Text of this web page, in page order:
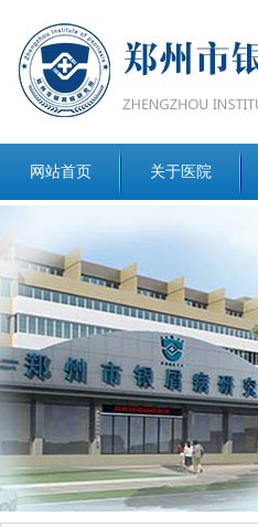
网站首页 关于医院